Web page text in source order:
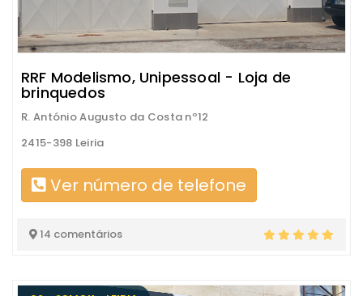
RRF Modelismo, Unipessoal - Loja de
brinquedos
R. António Augusto da Costa nº12
2415-398 Leiria
Ver número de telefone
14 comentários